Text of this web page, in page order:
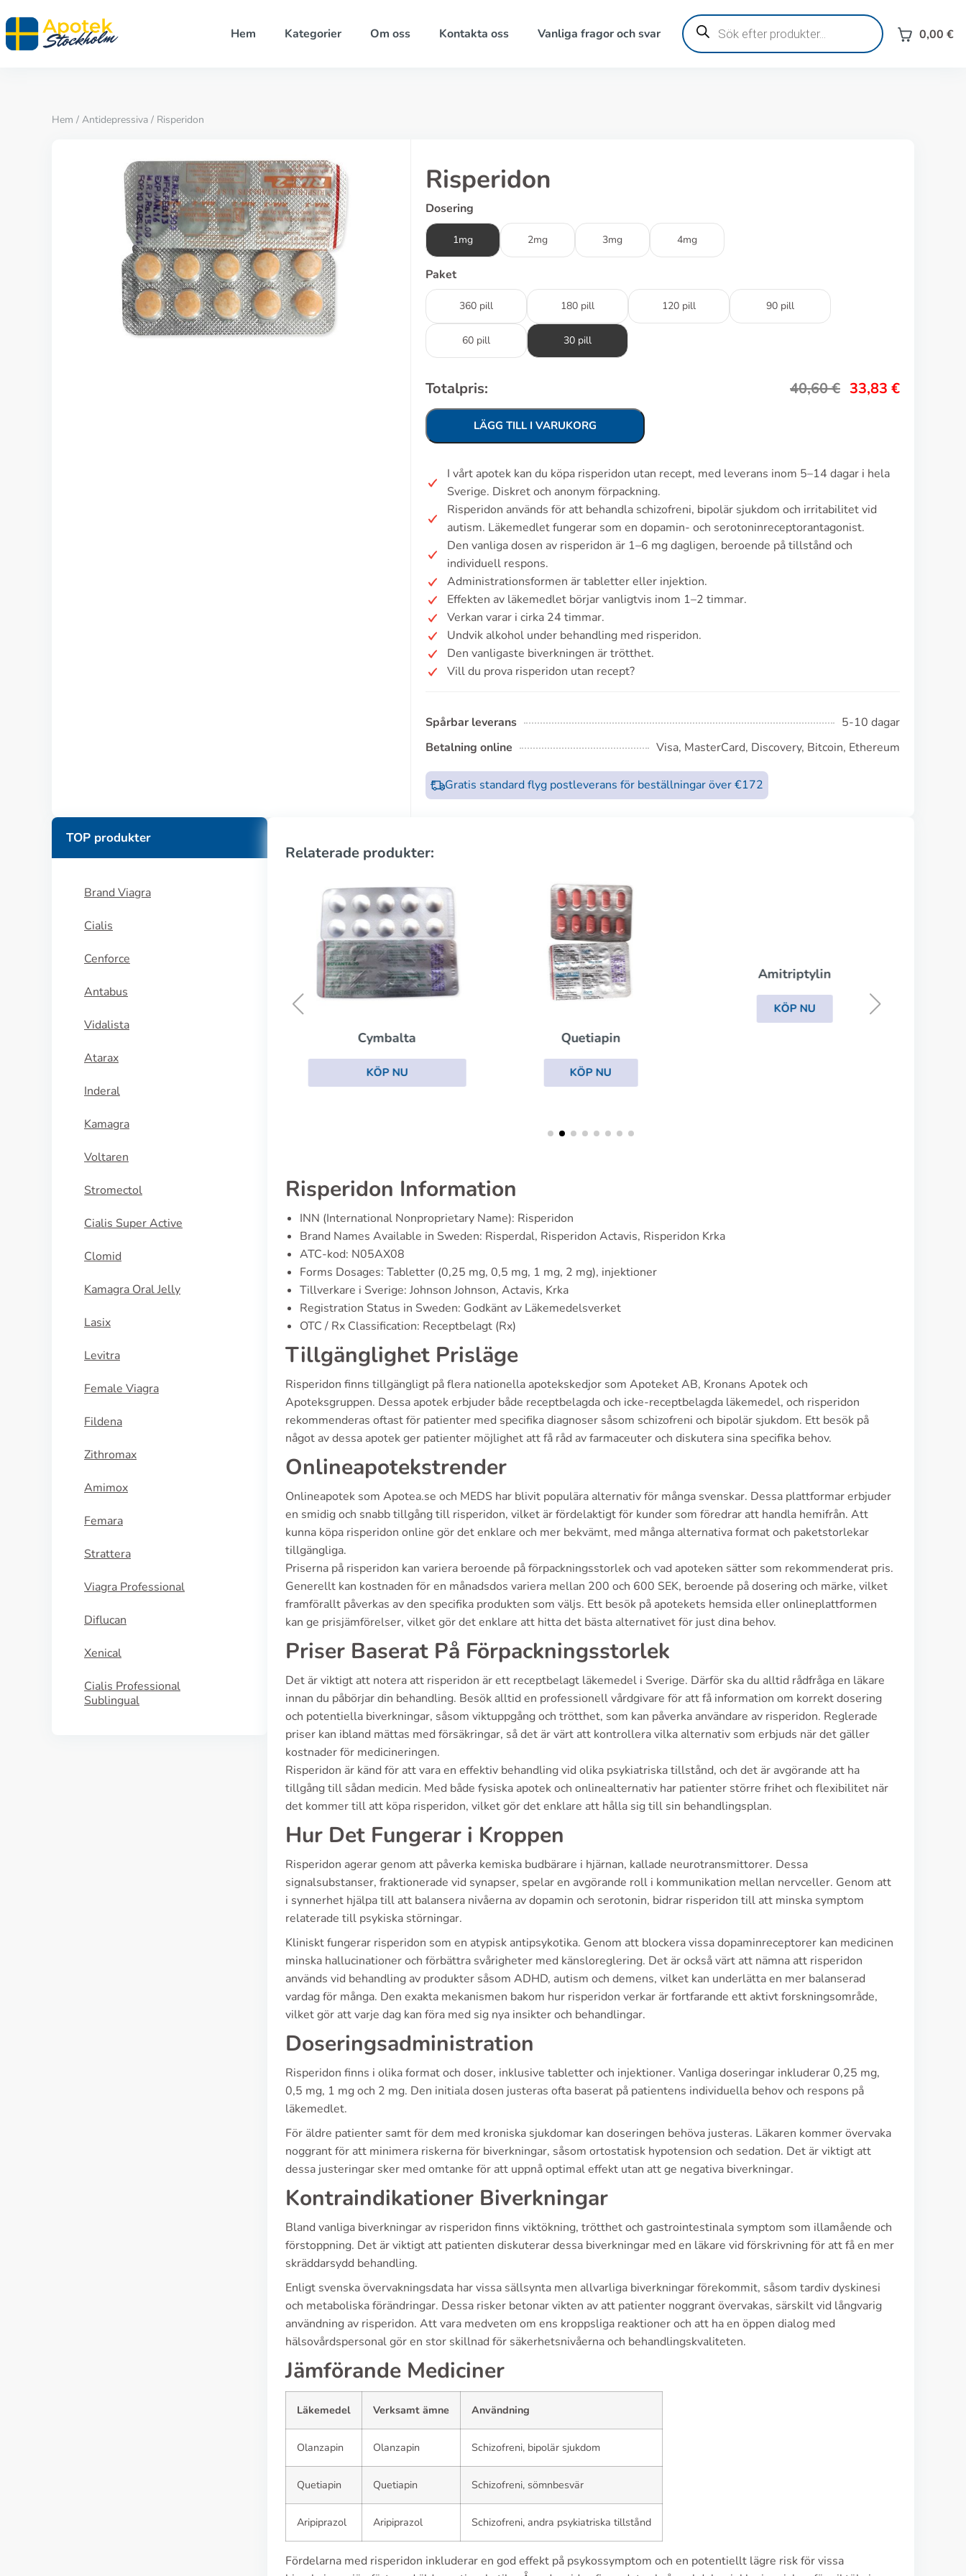
Hem Kategorier Om oss Kontakta oss Vanliga fragor och svar
Produktsökning
0,00 €
Hem / Antidepressiva / Risperidon
Risperidon
Dosering
1mg 2mg 3mg 4mg
Paket
360 pill 180 pill 120 pill 90 pill
60 pill 30 pill
Totalpris: 40,60€ 33,83 €
LÄGG TILL I VARUKORG
I vårt apotek kan du köpa risperidon utan recept, med leverans inom 5–14 dagar i hela
Sverige. Diskret och anonym förpackning.
Risperidon används för att behandla schizofreni, bipolär sjukdom och irritabilitet vid
autism. Läkemedlet fungerar som en dopamin- och serotoninreceptorantagonist.
Den vanliga dosen av risperidon är 1–6 mg dagligen, beroende på tillstånd och
individuell respons.
Administrationsformen är tabletter eller injektion.
Effekten av läkemedlet börjar vanligtvis inom 1–2 timmar.
Verkan varar i cirka 24 timmar.
Undvik alkohol under behandling med risperidon.
Den vanligaste biverkningen är trötthet.
Vill du prova risperidon utan recept?
Spårbar leverans
5-10 dagar
Betalning online
Visa, MasterCard, Discovery, Bitcoin, Ethereum
Gratis standard flyg postleverans för beställningar över €172
TOP produkter
Brand Viagra
Cialis
Cenforce
Antabus
Vidalista
Atarax
Inderal
Kamagra
Voltaren
Stromectol
Cialis Super Active
Clomid
Kamagra Oral Jelly
Lasix
Levitra
Female Viagra
Fildena
Zithromax
Amimox
Femara
Strattera
Viagra Professional
Diflucan
Xenical
Cialis Professional
Sublingual
Relaterade produkter:
Cymbalta
KÖP NU
Quetiapin
KÖP NU
Risperidon Information
INN (International Nonproprietary Name): Risperidon
Brand Names Available in Sweden: Risperdal, Risperidon Actavis, Risperidon Krka
ATC-kod: N05AX08
Forms Dosages: Tabletter (0,25 mg, 0,5 mg, 1 mg, 2 mg), injektioner
Tillverkare i Sverige: Johnson Johnson, Actavis, Krka
Registration Status in Sweden: Godkänt av Läkemedelsverket
OTC / Rx Classification: Receptbelagt (Rx)
Tillgänglighet Prisläge
Risperidon finns tillgängligt på flera nationella apotekskedjor som Apoteket AB, Kronans Apotek och
Apoteksgruppen. Dessa apotek erbjuder både receptbelagda och icke-receptbelagda läkemedel, och risperidon
rekommenderas oftast för patienter med specifika diagnoser såsom schizofreni och bipolär sjukdom. Ett besök på
något av dessa apotek ger patienter möjlighet att få råd av farmaceuter och diskutera sina specifika behov.
Onlineapotekstrender
Onlineapotek som Apotea.se och MEDS har blivit populära alternativ för många svenskar. Dessa plattformar erbjuder
en smidig och snabb tillgång till risperidon, vilket är fördelaktigt för kunder som föredrar att handla hemifrån. Att
kunna köpa risperidon online gör det enklare och mer bekvämt, med många alternativa format och paketstorlekar
tillgängliga.
Priserna på risperidon kan variera beroende på förpackningsstorlek och vad apoteken sätter som rekommenderat pris.
Generellt kan kostnaden för en månadsdos variera mellan 200 och 600 SEK, beroende på dosering och märke, vilket
framförallt påverkas av den specifika produkten som väljs. Ett besök på apotekets hemsida eller onlineplattformen
kan ge prisjämförelser, vilket gör det enklare att hitta det bästa alternativet för just dina behov.
Priser Baserat På Förpackningsstorlek
Det är viktigt att notera att risperidon är ett receptbelagt läkemedel i Sverige. Därför ska du alltid rådfråga en läkare
innan du påbörjar din behandling. Besök alltid en professionell vårdgivare för att få information om korrekt dosering
och potentiella biverkningar, såsom viktuppgång och trötthet, som kan påverka användare av risperidon. Reglerade
priser kan ibland mättas med försäkringar, så det är värt att kontrollera vilka alternativ som erbjuds när det gäller
kostnader för medicineringen.
Risperidon är känd för att vara en effektiv behandling vid olika psykiatriska tillstånd, och det är avgörande att ha
tillgång till sådan medicin. Med både fysiska apotek och onlinealternativ har patienter större frihet och flexibilitet när
det kommer till att köpa risperidon, vilket gör det enklare att hålla sig till sin behandlingsplan.
Hur Det Fungerar i Kroppen
Risperidon agerar genom att påverka kemiska budbärare i hjärnan, kallade neurotransmittorer. Dessa
signalsubstanser, fraktionerade vid synapser, spelar en avgörande roll i kommunikation mellan nervceller. Genom att
i synnerhet hjälpa till att balansera nivåerna av dopamin och serotonin, bidrar risperidon till att minska symptom
relaterade till psykiska störningar.
Kliniskt fungerar risperidon som en atypisk antipsykotika. Genom att blockera vissa dopaminreceptorer kan medicinen
minska hallucinationer och förbättra svårigheter med känsloreglering. Det är också värt att nämna att risperidon
används vid behandling av produkter såsom ADHD, autism och demens, vilket kan underlätta en mer balanserad
vardag för många. Den exakta mekanismen bakom hur risperidon verkar är fortfarande ett aktivt forskningsområde,
vilket gör att varje dag kan föra med sig nya insikter och behandlingar.
Doseringsadministration
Risperidon finns i olika format och doser, inklusive tabletter och injektioner. Vanliga doseringar inkluderar 0,25 mg,
0,5 mg, 1 mg och 2 mg. Den initiala dosen justeras ofta baserat på patientens individuella behov och respons på
läkemedlet.
För äldre patienter samt för dem med kroniska sjukdomar kan doseringen behöva justeras. Läkaren kommer övervaka
noggrant för att minimera riskerna för biverkningar, såsom ortostatisk hypotension och sedation. Det är viktigt att
dessa justeringar sker med omtanke för att uppnå optimal effekt utan att ge negativa biverkningar.
Kontraindikationer Biverkningar
Bland vanliga biverkningar av risperidon finns viktökning, trötthet och gastrointestinala symptom som illamående och
förstoppning. Det är viktigt att patienten diskuterar dessa biverkningar med en läkare vid förskrivning för att få en mer
skräddarsydd behandling.
Enligt svenska övervakningsdata har vissa sällsynta men allvarliga biverkningar förekommit, såsom tardiv dyskinesi
och metaboliska förändringar. Dessa risker betonar vikten av att patienter noggrant övervakas, särskilt vid långvarig
användning av risperidon. Att vara medveten om ens kroppsliga reaktioner och att ha en öppen dialog med
hälsovårdspersonal gör en stor skillnad för säkerhetsnivåerna och behandlingskvaliteten.
Jämförande Mediciner
Läkemedel Verksamt ämne Användning
Olanzapin Olanzapin Schizofreni, bipolär sjukdom
Quetiapin Quetiapin Schizofreni, sömnbesvär
Aripiprazol Aripiprazol Schizofreni, andra psykiatriska tillstånd
Fördelarna med risperidon inkluderar en god effekt på psykossymptom och en potentiellt lägre risk för vissa